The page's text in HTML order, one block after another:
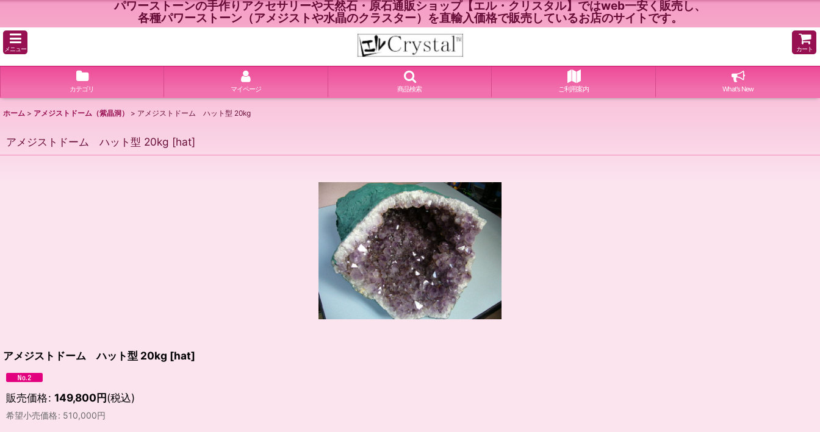
パワーストーンの手作りアクセサリーや天然石・原石通販ショップ【エル・クリスタル】ではweb一安く販売し、
各種パワーストーン（アメジストや水晶のクラスター）を直輸入価格で販売しているお店のサイトです。
メニュー カート
カテゴリ マイページ 商品検索 ご利用案内 What's New
ホーム > アメジストドーム（紫晶洞） > アメジストドーム ハット型 20kg
アメジストドーム ハット型 20kg [hat]
アメジストドーム ハット型 20kg [hat]
販売価格: 149,800円(税込)
希望小売価格: 510,000円